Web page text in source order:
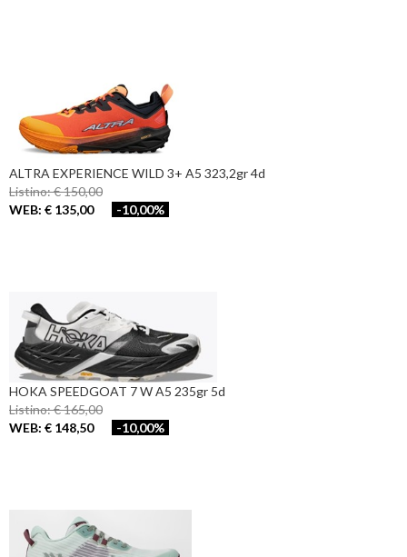
ALTRA EXPERIENCE WILD 3+ A5 323,2gr 4d
Listino: € 150,00
WEB: € 135,00
-10,00%
HOKA SPEEDGOAT 7 W A5 235gr 5d
Listino: € 165,00
WEB: € 148,50
-10,00%